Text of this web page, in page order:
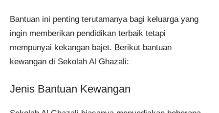
Bantuan ini penting terutamanya bagi keluarga yang
ingin memberikan pendidikan terbaik tetapi
mempunyai kekangan bajet. Berikut bantuan
kewangan di Sekolah Al Ghazali:
Jenis Bantuan Kewangan